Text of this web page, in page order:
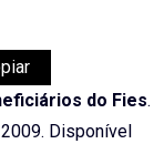
do Fies.
Disponível